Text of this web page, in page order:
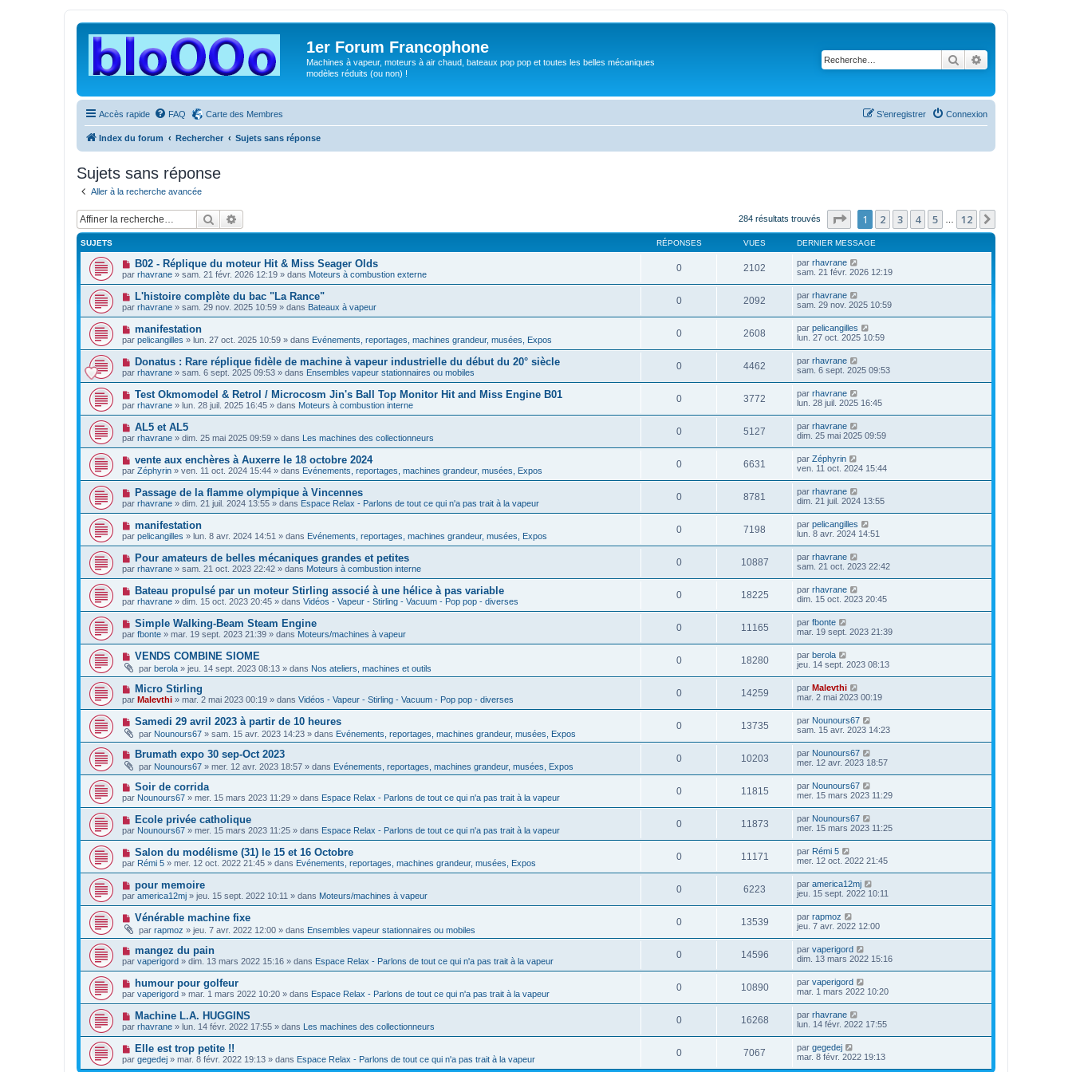
1er Forum Francophone
Machines à vapeur, moteurs à air chaud, bateaux pop pop et toutes les belles mécaniques
modèles réduits (ou non) !
Rechercher
Accès rapide FAQ Carte des Membres Connexion
S’enregistrer
Index du forum Rechercher Sujets sans réponse
Sujets sans réponse
Aller à la recherche avancée
Rechercher 284 résultats trouvés Page 1sur12
1 2 3 4 5 12
SUJETS RÉPONSES VUES DERNIER MESSAGE
N
o
u
v
e
a
u
m
e
s
s
a
g
e
B02 - Réplique du moteur Hit & Miss Seager Olds
par rhavrane » sam. 21 févr. 2026 12:19 » dans Moteurs à combustion externe
0 2102 par rhavrane
sam. 21 févr. 2026 12:19
N
o
u
e
a
u
m
e
s
s
g
e
L'histoire complète du bac "La Rance"
par rhavrane » sam. 29 nov. 2025 10:59 » dans Bateaux à vapeur
0 2092 par rhavrane
sam. 29 nov. 2025 10:59
N
o
u
v
e
a
u
m
e
s
a
g
e
manifestation
par pelicangilles » lun. 27 oct. 2025 10:59 » dans Evénements, reportages, machines grandeur, musées, Expos
0 2608 par pelicangilles
lun. 27 oct. 2025 10:59
N
o
u
v
a
u
m
e
s
a
g
e
Donatus : Rare réplique fidèle de machine à vapeur industrielle du début du 20° siècle
par rhavrane » sam. 6 sept. 2025 09:53 » dans Ensembles vapeur stationnaires ou mobiles
0 4462 par rhavrane
sam. 6 sept. 2025 09:53
N
o
u
e
a
u
m
e
s
s
a
g
e
Test Okmomodel & Retrol / Microcosm Jin's Ball Top Monitor Hit and Miss Engine B01
par rhavrane » lun. 28 juil. 2025 16:45 » dans Moteurs à combustion interne
0 3772 par rhavrane
lun. 28 juil. 2025 16:45
N
o
u
e
a
u
m
e
s
a
g
e
AL5 et AL5
par rhavrane » dim. 25 mai 2025 09:59 » dans Les machines des collectionneurs
0 5127 par rhavrane
dim. 25 mai 2025 09:59
N
o
u
v
e
a
u
m
e
s
s
a
g
e
vente aux enchères à Auxerre le 18 octobre 2024
par Zéphyrin » ven. 11 oct. 2024 15:44 » dans Evénements, reportages, machines grandeur, musées, Expos
0 6631 par Zéphyrin
ven. 11 oct. 2024 15:44
N
o
u
e
a
u
m
e
s
s
a
g
e
Passage de la flamme olympique à Vincennes
par rhavrane » dim. 21 juil. 2024 13:55 » dans Espace Relax - Parlons de tout ce qui n'a pas trait à la vapeur
0 8781 par rhavrane
dim. 21 juil. 2024 13:55
N
o
u
v
e
a
u
m
e
s
s
a
g
e
manifestation
par pelicangilles » lun. 8 avr. 2024 14:51 » dans Evénements, reportages, machines grandeur, musées, Expos
0 7198 par pelicangilles
lun. 8 avr. 2024 14:51
N
o
u
v
e
a
u
m
e
s
s
g
e
Pour amateurs de belles mécaniques grandes et petites
par rhavrane » sam. 21 oct. 2023 22:42 » dans Moteurs à combustion interne
0 10887 par rhavrane
sam. 21 oct. 2023 22:42
N
o
u
v
e
a
u
m
e
s
s
a
g
e
Bateau propulsé par un moteur Stirling associé à une hélice à pas variable
par rhavrane » dim. 15 oct. 2023 20:45 » dans Vidéos - Vapeur - Stirling - Vacuum - Pop pop - diverses
0 18225 par rhavrane
dim. 15 oct. 2023 20:45
N
o
u
v
a
u
m
e
s
s
a
g
e
Simple Walking-Beam Steam Engine
par fbonte » mar. 19 sept. 2023 21:39 » dans Moteurs/machines à vapeur
0 11165 par fbonte
mar. 19 sept. 2023 21:39
N
u
v
e
a
u
m
e
s
s
a
g
e
VENDS COMBINE SIOME
par berola » jeu. 14 sept. 2023 08:13 » dans Nos ateliers, machines et outils
0 18280 par berola
jeu. 14 sept. 2023 08:13
N
o
u
v
e
a
u
m
e
s
s
a
g
e
Micro Stirling
par Malevthi » mar. 2 mai 2023 00:19 » dans Vidéos - Vapeur - Stirling - Vacuum - Pop pop - diverses
0 14259 par Malevthi
mar. 2 mai 2023 00:19
N
u
v
e
a
u
m
e
s
s
a
g
e
Samedi 29 avril 2023 à partir de 10 heures
par Nounours67 » sam. 15 avr. 2023 14:23 » dans Evénements, reportages, machines grandeur, musées, Expos
0 13735 par Nounours67
sam. 15 avr. 2023 14:23
N
u
v
e
a
u
m
e
s
s
a
g
e
Brumath expo 30 sep-Oct 2023
par Nounours67 » mer. 12 avr. 2023 18:57 » dans Evénements, reportages, machines grandeur, musées, Expos
0 10203 par Nounours67
mer. 12 avr. 2023 18:57
N
o
u
v
e
a
u
m
e
s
a
g
e
Soir de corrida
par Nounours67 » mer. 15 mars 2023 11:29 » dans Espace Relax - Parlons de tout ce qui n'a pas trait à la vapeur
0 11815 par Nounours67
mer. 15 mars 2023 11:29
N
o
u
v
e
a
u
m
e
s
s
g
e
Ecole privée catholique
par Nounours67 » mer. 15 mars 2023 11:25 » dans Espace Relax - Parlons de tout ce qui n'a pas trait à la vapeur
0 11873 par Nounours67
mer. 15 mars 2023 11:25
N
o
u
a
u
m
e
s
a
g
e
Salon du modélisme (31) le 15 et 16 Octobre
par Rémi 5 » mer. 12 oct. 2022 21:45 » dans Evénements, reportages, machines grandeur, musées, Expos
0 11171 par Rémi 5
mer. 12 oct. 2022 21:45
N
o
u
v
a
u
m
e
s
s
a
g
e
pour memoire
par america12mj » jeu. 15 sept. 2022 10:11 » dans Moteurs/machines à vapeur
0 6223 par america12mj
jeu. 15 sept. 2022 10:11
N
u
e
a
u
m
e
s
s
a
g
e
Vénérable machine fixe
par rapmoz » jeu. 7 avr. 2022 12:00 » dans Ensembles vapeur stationnaires ou mobiles
0 13539 par rapmoz
jeu. 7 avr. 2022 12:00
N
o
u
v
e
a
u
m
e
s
s
a
g
mangez du pain
par vaperigord » dim. 13 mars 2022 15:16 » dans Espace Relax - Parlons de tout ce qui n'a pas trait à la vapeur
0 14596 par vaperigord
dim. 13 mars 2022 15:16
N
o
u
v
e
a
u
m
e
s
humour pour golfeur
par vaperigord » mar. 1 mars 2022 10:20 » dans Espace Relax - Parlons de tout ce qui n'a pas trait à la vapeur
0 10890 par vaperigord
mar. 1 mars 2022 10:20
N
o
u
v
e
a
Machine L.A. HUGGINS
par rhavrane » lun. 14 févr. 2022 17:55 » dans Les machines des collectionneurs
0 16268 par rhavrane
lun. 14 févr. 2022 17:55
N
o
u
Elle est trop petite !!
par gegedej » mar. 8 févr. 2022 19:13 » dans Espace Relax - Parlons de tout ce qui n'a pas trait à la vapeur
0 7067 par gegedej
mar. 8 févr. 2022 19:13